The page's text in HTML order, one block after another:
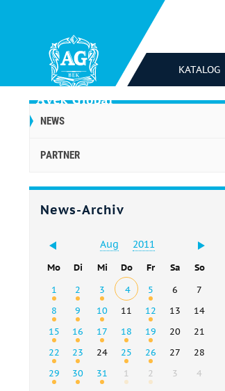
KATALOG
NEWS
PARTNER
News-Archiv
Aug 2011
Mo Di Mi Do Fr Sa
So
1
2 3 4 5 6
7
8
9 10 11 12 13
14
15
16 17 18 19 20
21
22
23 24 25 26 27
28
29
30 31 1 2 3 4